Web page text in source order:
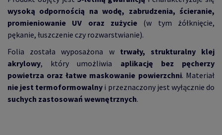
wysoką odpornością na wodę, zabrudzenia, ścieranie,
promieniowanie UV oraz zużycie (w tym żółknięcie,
pękanie, łuszczenie czy rozwarstwianie).
Folia została wyposażona w trwały, strukturalny klej
akrylowy, który umożliwia aplikację bez pęcherzy
powietrza oraz łatwe maskowanie powierzchni. Materiał
nie jest termoformowalny i przeznaczony jest wyłącznie do
suchych zastosowań wewnętrznych.